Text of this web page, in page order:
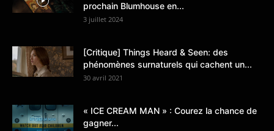
prochain Blumhouse en...
3 juillet 2024
[Critique] Things Heard & Seen: des
phénomènes surnaturels qui cachent un...
30 avril 2021
« ICE CREAM MAN » : Courez la chance de
gagner...